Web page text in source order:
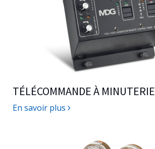
TÉLÉCOMMANDE À MINUTERIE
En savoir plus